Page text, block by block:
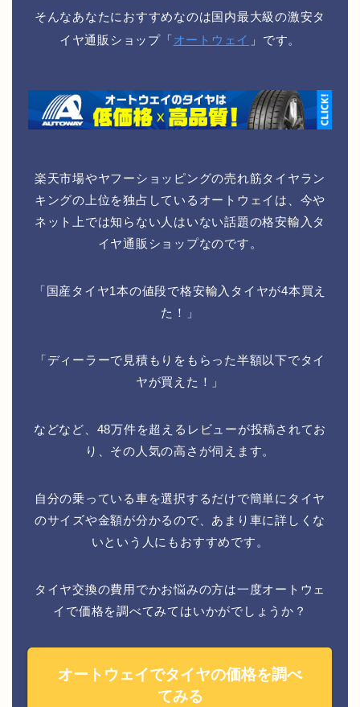
そんなあなたにおすすめなのは国内最大級の激安タ
イヤ通販ショップ「 オートウェイ 」です。
楽天市場やヤフーショッピングの売れ筋タイヤラン
キングの上位を独占しているオートウェイは、今や
ネット上では知らない人はいない話題の格安輸入タ
イヤ通販ショップなのです。
「国産タイヤ1本の値段で格安輸入タイヤが4本買え
た！」
「ディーラーで見積もりをもらった半額以下でタイ
ヤが買えた！」
などなど、48万件を超えるレビューが投稿されてお
り、その人気の高さが伺えます。
自分の乗っている車を選択するだけで簡単にタイヤ
のサイズや金額が分かるので、あまり車に詳しくな
いという人にもおすすめです。
タイヤ交換の費用でかお悩みの方は一度オートウェ
イで価格を調べてみてはいかがでしょうか？
オートウェイでタイヤの価格を調べ
てみる